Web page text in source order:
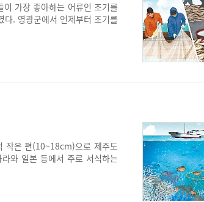
가장 좋아하는 어류인 조기를
. 영광군에서 언제부터 조기를
에 임금님께 바치던 특산물이
명한 이유는 조기의 주산지라
.
작은 편(10~18cm)으로 제주도
와 일본 등에서 주로 서식하는
에 보고되었다. 자리돔의 주요
어 다니는 습성을 지니고 있어,
자리돔은 물회와 젓갈로 만들